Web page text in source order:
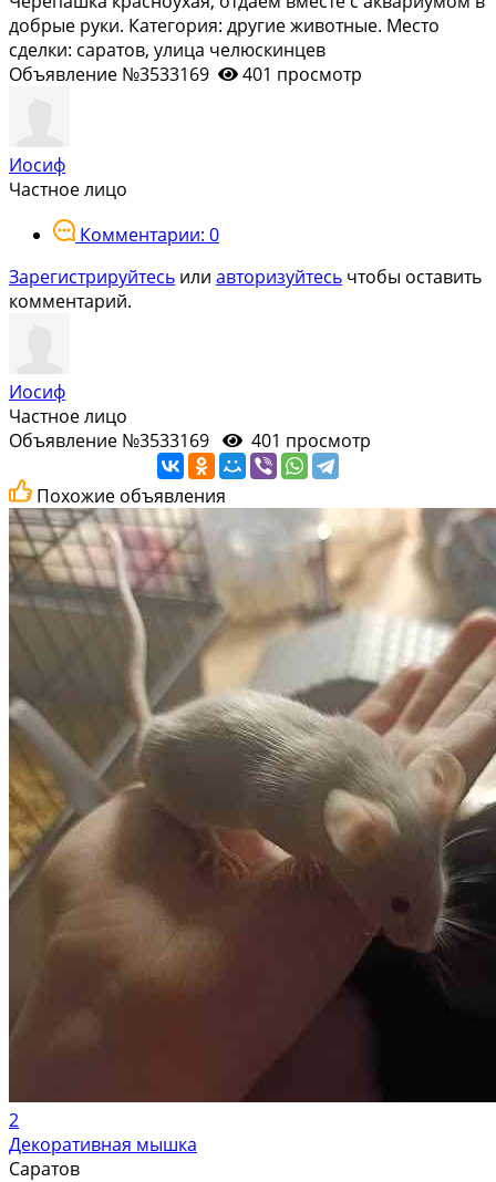
добрые руки. Категория: другие животные. Место
сделки: саратов, улица челюскинцев
Объявление №3533169
401 просмотр
Иосиф
Частное лицо
Комментарии: 0
Зарегистрируйтесь или авторизуйтесь чтобы оставить
комментарий.
Иосиф
Частное лицо
Объявление №3533169
401 просмотр
Похожие объявления
2
Декоративная мышка
Саратов